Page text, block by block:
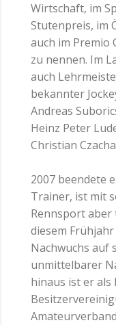
Wirtschaft, im
Stutenpreis, im
auch im Premio
zu nennen. Im
auch
bekannter
Andreas
Heinz Peter
Christian
2007 beendete
Trainer, ist mit
Rennsport
diesem
Nachwuchs auf
unmittelbarer
hinaus ist er als